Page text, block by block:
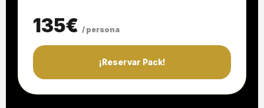
135€ / persona
¡Reservar Pack!